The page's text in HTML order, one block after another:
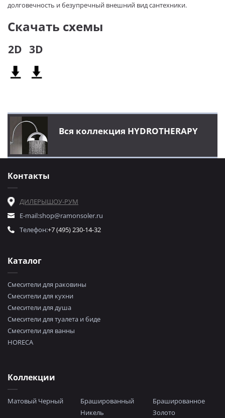
Вся коллекция HYDROTHERAPY
долговечность и безупречный внешний вид сантехники.
Скачать схемы
2D 3D
Каталог
Смесители для раковины
Смесители для кухни
Смесители для душа
Смесители для туалета и биде
Смесители для ванны
HORECA
Коллекции
Матовый Черный
Брашированный
Никель
Брашированное
Золото
Контакты
ДИЛЕРЫШОУ-РУМ
E-mail:shop@ramonsoler.ru
Телефон:+7 (495) 230-14-32